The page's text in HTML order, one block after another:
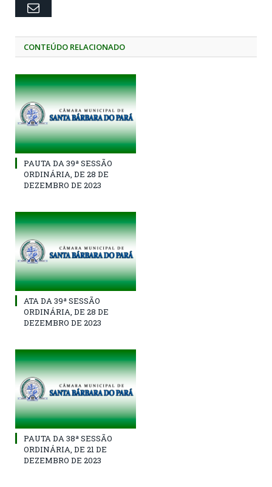
Email
CONTEÚDO RELACIONADO
PAUTA DA 39ª SESSÃO
ORDINÁRIA, DE 28 DE
DEZEMBRO DE 2023
ATA DA 39ª SESSÃO
ORDINÁRIA, DE 28 DE
DEZEMBRO DE 2023
PAUTA DA 38ª SESSÃO
ORDINÁRIA, DE 21 DE
DEZEMBRO DE 2023